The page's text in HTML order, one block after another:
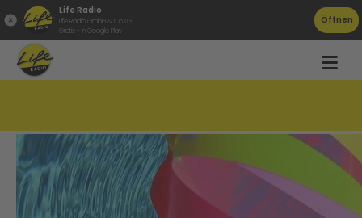
Life Radio
Life Radio GmbH & Co.KG
Gratis - in Google Play
Öffnen